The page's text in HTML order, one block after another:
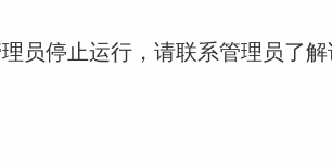
员停止运行，请联系管理员了